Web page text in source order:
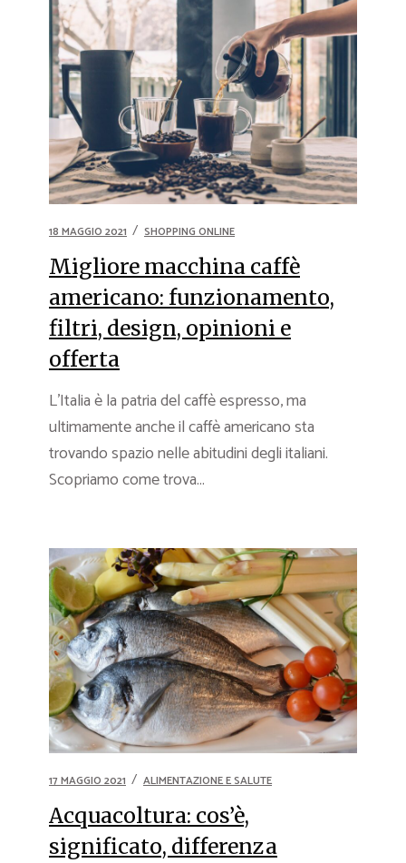
18 MAGGIO 2021 SHOPPING ONLINE
Migliore macchina caffè
americano: funzionamento,
filtri, design, opinioni e
offerta
L’Italia è la patria del caffè espresso, ma
ultimamente anche il caffè americano sta
trovando spazio nelle abitudini degli italiani.
Scopriamo come trova...
17 MAGGIO 2021 ALIMENTAZIONE E SALUTE
Acquacoltura: cos’è,
significato, differenza